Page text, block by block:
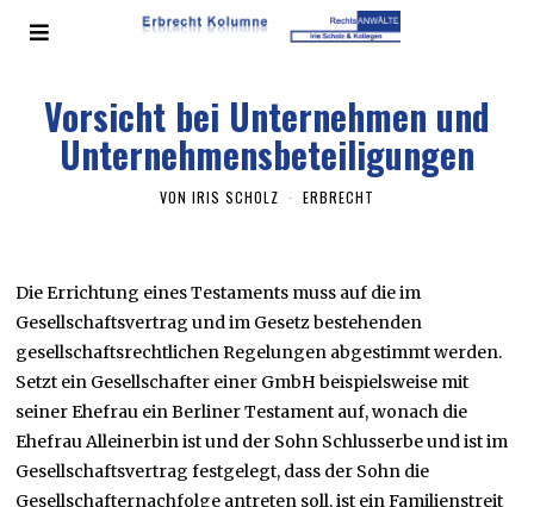
Vorsicht bei Unternehmen und
Unternehmensbeteiligungen
VON IRIS SCHOLZ ERBRECHT
Die Errichtung eines Testaments muss auf die im
Gesellschaftsvertrag und im Gesetz bestehenden
gesellschaftsrechtlichen Regelungen abgestimmt werden.
Setzt ein Gesellschafter einer GmbH beispielsweise mit
seiner Ehefrau ein Berliner Testament auf, wonach die
Ehefrau Alleinerbin ist und der Sohn Schlusserbe und ist im
Gesellschaftsvertrag festgelegt, dass der Sohn die
Gesellschafternachfolge antreten soll, ist ein Familienstreit